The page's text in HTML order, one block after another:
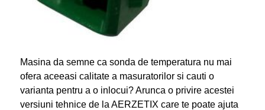
Masina da semne ca sonda de temperatura nu mai
ofera aceeasi calitate a masuratorilor si cauti o
varianta pentru a o inlocui? Arunca o privire acestei
versiuni tehnice de la AERZETIX care te poate ajuta